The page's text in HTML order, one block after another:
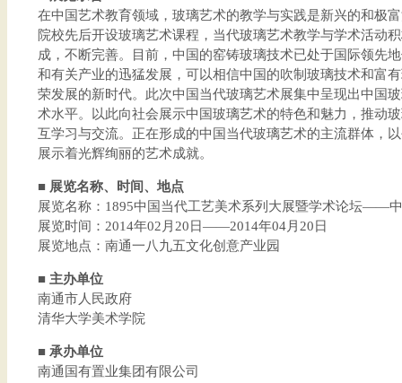
在中国艺术教育领域，玻璃艺术的教学与实践是新兴的和极
院校先后开设玻璃艺术课程，当代玻璃艺术教学与学术活动
成，不断完善。目前，中国的窑铸玻璃技术已处于国际领先
和有关产业的迅猛发展，可以相信中国的吹制玻璃技术和富
荣发展的新时代。此次中国当代玻璃艺术展集中呈现出中国
术水平。以此向社会展示中国玻璃艺术的特色和魅力，推动
互学习与交流。正在形成的中国当代玻璃艺术的主流群体，
展示着光辉绚丽的艺术成就。
■ 展览名称、时间、地点
展览名称：1895中国当代工艺美术系列大展暨学术论坛——
展览时间：2014年02月20日——2014年04月20日
展览地点：南通一八九五文化创意产业园
■ 主办单位
南通市人民政府
清华大学美术学院
■ 承办单位
南通国有置业集团有限公司